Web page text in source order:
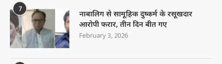
7
नाबालिग से सामूहिक दुष्कर्म के रसूखदार
आरोपी फरार, तीन दिन बीत गए
February 3, 2026